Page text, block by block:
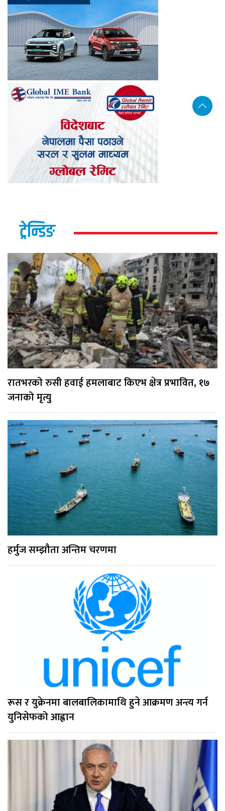
ट्रेन्डिङ
रातभरको रुसी हवाई हमलाबाट किएभ क्षेत्र प्रभावित, १७
जनाको मृत्यु
हर्मुज सम्झौता अन्तिम चरणमा
रूस र युक्रेनमा बालबालिकामाथि हुने आक्रमण अन्त्य गर्न
युनिसेफको आह्वान